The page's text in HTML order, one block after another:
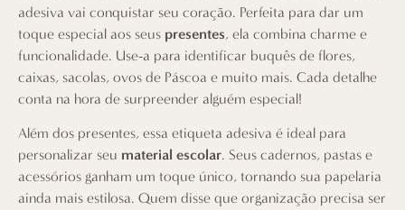
adesiva vai conquistar seu coração. Perfeita para dar um
toque especial aos seus presentes, ela combina charme e
funcionalidade. Use-a para identificar buquês de flores,
caixas, sacolas, ovos de Páscoa e muito mais. Cada detalhe
conta na hora de surpreender alguém especial!
Além dos presentes, essa etiqueta adesiva é ideal para
personalizar seu material escolar. Seus cadernos, pastas e
acessórios ganham um toque único, tornando sua papelaria
ainda mais estilosa. Quem disse que organização precisa ser